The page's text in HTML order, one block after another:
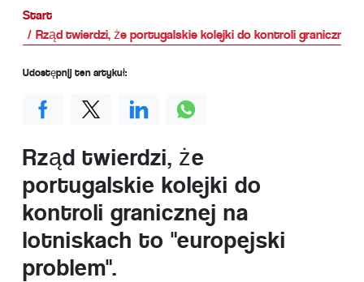
Start
Rząd twierdzi, że portugalskie kolejki do kontroli granicznej
Rząd twierdzi, że
portugalskie kolejki do
kontroli granicznej na
lotniskach to "europejski
problem".
Udostępnij ten artykuł: